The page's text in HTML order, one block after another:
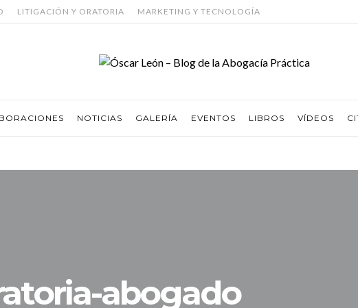
LITIGACIÓN Y ORATORIA MARKETING Y TECNOLOGÍA
NOTICIAS GALERÍA EVENTOS LIBROS VÍDEOS
abogado